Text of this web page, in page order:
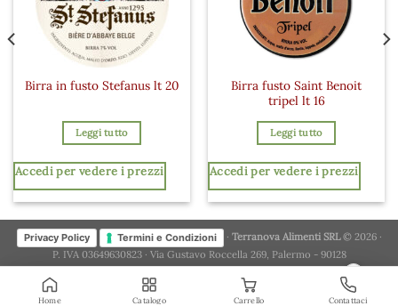
Birra in fusto Stefanus lt 20
Leggi tutto
Accedi per vedere i prezzi
Birra fusto Saint Benoit
tripel lt 16
Leggi tutto
Accedi per vedere i prezzi
Privacy Policy Termini e Condizioni · Terranova Alimenti SRL© 2026 ·
P. IVA 03649630823 · Via Gustavo Roccella 269, Palermo - 90128
×
Home Catalogo Carrello Contattaci